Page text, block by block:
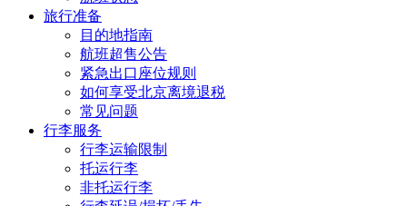
旅行准备
目的地指南
航班超售公告
紧急出口座位规则
如何享受北京离境退税
常见问题
行李服务
行李运输限制
托运行李
非托运行李